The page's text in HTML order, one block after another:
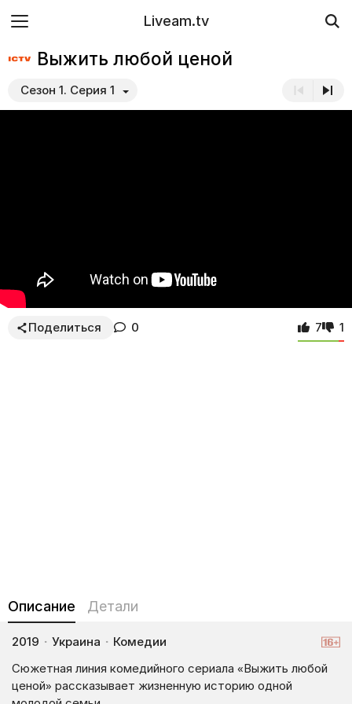
Liveam.tv
Выжить любой ценой
Сезон 1. Серия 1
Поделиться 0 7 1
Описание Детали
2019 · Украина · Комедии
Сюжетная линия комедийного сериала «Выжить любой
ценой» рассказывает жизненную историю одной